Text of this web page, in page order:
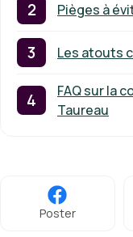
Pièges à
Les atouts
FAQ sur la
Taureau
Poster